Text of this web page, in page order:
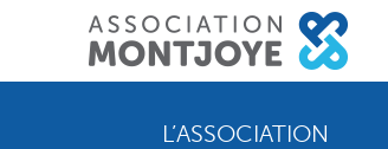
L’ASSOCIATION